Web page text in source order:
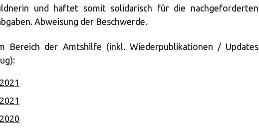
und haftet somit solidarisch für die nachgeforderten
Abweisung der Beschwerde.
Bereich der Amtshilfe (inkl. Wiederpublikationen / Updates